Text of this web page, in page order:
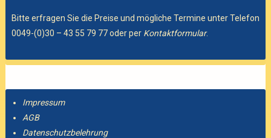
Bitte erfragen Sie die Preise und mögliche Termine unter Telefon
0049-(0)30 – 43 55 79 77 oder per Kontaktformular.
Impressum
AGB
Datenschutzbelehrung